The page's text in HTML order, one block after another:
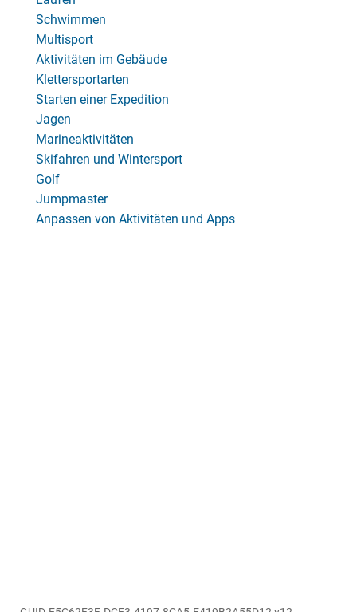
Schwimmen
Multisport
Aktivitäten im Gebäude
Klettersportarten
Starten einer Expedition
Jagen
Marineaktivitäten
Skifahren und Wintersport
Golf
Jumpmaster
Anpassen von Aktivitäten und Apps